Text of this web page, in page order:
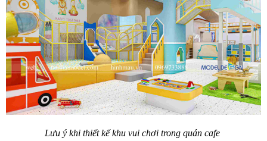
Lưu ý khi thiết kế khu vui chơi trong quán cafe